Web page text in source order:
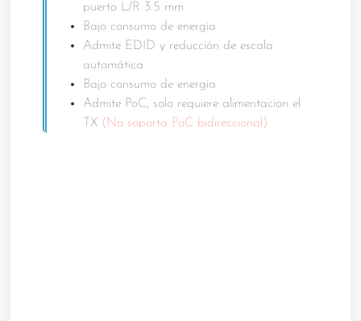
puerto L/R 3.5 mm
Bajo consumo de energia
Admite EDID y reducción de escala
automática
Bajo consumo de energia
Admite PoC, solo requiere alimentacion el
TX (No soporta PoC bidireccional)